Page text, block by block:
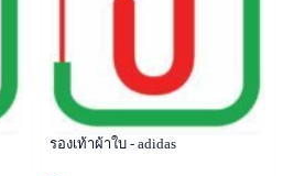
รองเท้าผ้าใบ - adidas